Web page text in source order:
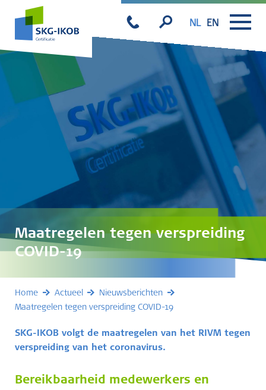
NL EN
Maatregelen tegen verspreiding
COVID-19
Home Actueel
Nieuwsberichten
Maatregelen tegen verspreiding COVID-19
SKG-IKOB volgt de maatregelen van het RIVM tegen
verspreiding van het coronavirus.
Bereikbaarheid medewerkers en